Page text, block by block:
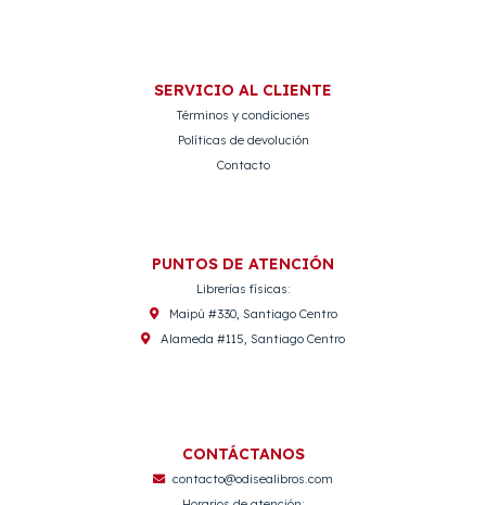
SERVICIO AL CLIENTE
Términos y condiciones
Políticas de devolución
Contacto
PUNTOS DE ATENCIÓN
Librerías físicas:
Maipú #330, Santiago Centro
Alameda #115, Santiago Centro
CONTÁCTANOS
contacto@odisealibros.com